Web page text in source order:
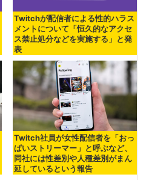
Twitchが配信者による性的ハラス
メントについて「恒久的なアクセ
ス禁止処分などを実施する」と発
表
Twitch社員が女性配信者を「おっ
ぱいストリーマー」と呼ぶなど、
同社には性差別や人種差別がまん
延しているという報告